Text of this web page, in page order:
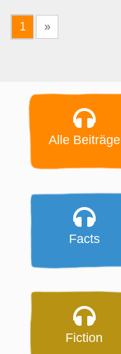
1 »
Alle Beiträge
Facts
Fiction